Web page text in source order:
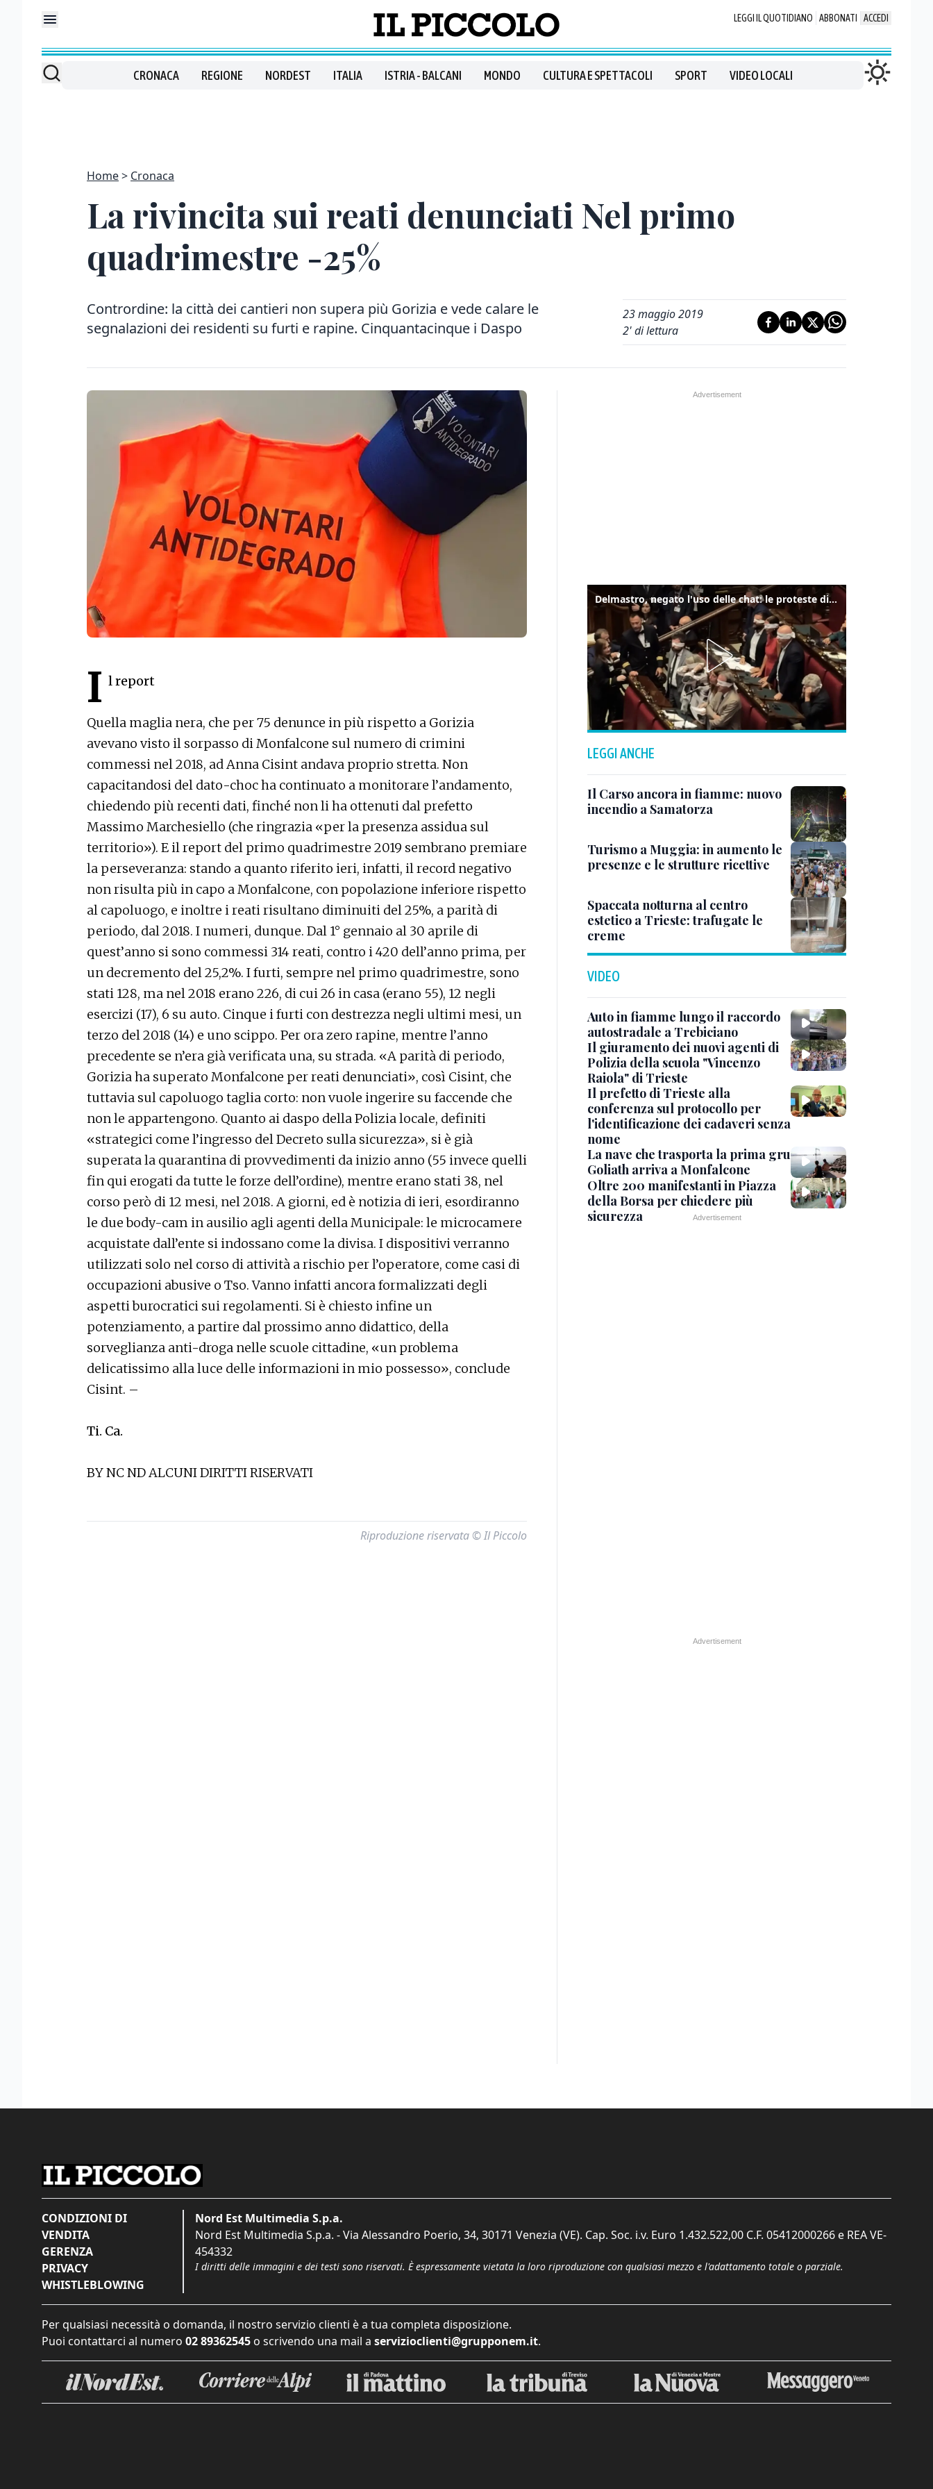
LEGGI IL QUOTIDIANO ABBONATI ACCEDI
CRONACA REGIONE NORDEST ITALIA ISTRIA - BALCANI MONDO CULTURA E SPETTACOLI SPORT VIDEO LOCALI
Home Cronaca
La rivincita sui reati denunciati Nel primo
quadrimestre -25%
Contrordine: la città dei cantieri non supera più Gorizia e vede calare le
segnalazioni dei residenti su furti e rapine. Cinquantacinque i Daspo
23 maggio 2019
2' di lettura
I l report
Quella maglia nera, che per 75 denunce in più rispetto a Gorizia
avevano visto il sorpasso di Monfalcone sul numero di crimini
commessi nel 2018, ad Anna Cisint andava proprio stretta. Non
capacitandosi del dato-choc ha continuato a monitorare l’andamento,
chiedendo più recenti dati, finché non li ha ottenuti dal prefetto
Massimo Marchesiello (che ringrazia «per la presenza assidua sul
territorio»). E il report del primo quadrimestre 2019 sembrano premiare
la perseveranza: stando a quanto riferito ieri, infatti, il record negativo
non risulta più in capo a Monfalcone, con popolazione inferiore rispetto
al capoluogo, e inoltre i reati risultano diminuiti del 25%, a parità di
periodo, dal 2018. I numeri, dunque. Dal 1° gennaio al 30 aprile di
quest’anno si sono commessi 314 reati, contro i 420 dell’anno prima, per
un decremento del 25,2%. I furti, sempre nel primo quadrimestre, sono
stati 128, ma nel 2018 erano 226, di cui 26 in casa (erano 55), 12 negli
esercizi (17), 6 su auto. Cinque i furti con destrezza negli ultimi mesi, un
terzo del 2018 (14) e uno scippo. Per ora zero rapine, mentre l’anno
precedente se n’era già verificata una, su strada. «A parità di periodo,
Gorizia ha superato Monfalcone per reati denunciati», così Cisint, che
tuttavia sul capoluogo taglia corto: non vuole ingerire su faccende che
non le appartengono. Quanto ai daspo della Polizia locale, definiti
«strategici come l’ingresso del Decreto sulla sicurezza», si è già
superata la quarantina di provvedimenti da inizio anno (55 invece quelli
fin qui erogati da tutte le forze dell’ordine), mentre erano stati 38, nel
corso però di 12 mesi, nel 2018. A giorni, ed è notizia di ieri, esordiranno
le due body-cam in ausilio agli agenti della Municipale: le microcamere
acquistate dall’ente si indossano come la divisa. I dispositivi verranno
utilizzati solo nel corso di attività a rischio per l’operatore, come casi di
occupazioni abusive o Tso. Vanno infatti ancora formalizzati degli
aspetti burocratici sui regolamenti. Si è chiesto infine un
potenziamento, a partire dal prossimo anno didattico, della
sorveglianza anti-droga nelle scuole cittadine, «un problema
delicatissimo alla luce delle informazioni in mio possesso», conclude
Cisint. –
Ti. Ca.
BY NC ND ALCUNI DIRITTI RISERVATI
Riproduzione riservata © Il Piccolo
Delmastro, negato l'uso delle chat: le proteste di Avs e M5s
LEGGI ANCHE
Il Carso ancora in fiamme: nuovo
incendio a Samatorza
Turismo a Muggia: in aumento le
presenze e le strutture ricettive
Spaccata notturna al centro
estetico a Trieste: trafugate le
creme
VIDEO
Auto in fiamme lungo il raccordo
autostradale a Trebiciano
Il giuramento dei nuovi agenti di
Polizia della scuola "Vincenzo
Raiola" di Trieste
Il prefetto di Trieste alla
conferenza sul protocollo per
l'identificazione dei cadaveri senza
nome
La nave che trasporta la prima gru
Goliath arriva a Monfalcone
Oltre 200 manifestanti in Piazza
della Borsa per chiedere più
sicurezza
CONDIZIONI DI
VENDITA
GERENZA
PRIVACY
WHISTLEBLOWING
Nord Est Multimedia S.p.a.
Nord Est Multimedia S.p.a. - Via Alessandro Poerio, 34, 30171 Venezia (VE). Cap. Soc. i.v. Euro 1.432.522,00 C.F. 05412000266 e REA VE-
454332
I diritti delle immagini e dei testi sono riservati. È espressamente vietata la loro riproduzione con qualsiasi mezzo e l'adattamento totale o parziale.
Per qualsiasi necessità o domanda, il nostro servizio clienti è a tua completa disposizione.
Puoi contattarci al numero 02 89362545 o scrivendo una mail a servizioclienti@grupponem.it.